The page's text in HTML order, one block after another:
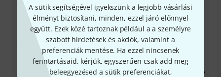
A sütik segítségével igyekszünk a legjobb vásárlási
élményt biztosítani, minden, ezzel járó előnnyel
együtt. Ezek közé tartoznak például a a személyre
szabott hirdetések és akciók, valamint a
preferenciák mentése. Ha ezzel nincsenek
fenntartásaid, kérjük, egyszerűen csak add meg
beleegyezésed a sütik preferenciákat,